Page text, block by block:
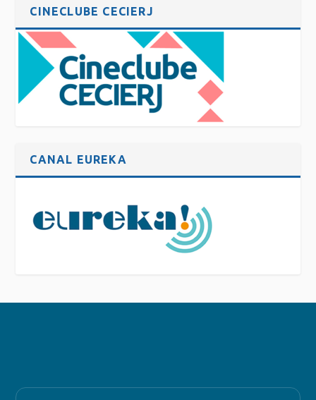
CINECLUBE CECIERJ
CANAL EUREKA